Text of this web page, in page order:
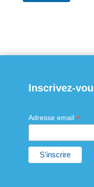
Inscrivez-
Adresse email *